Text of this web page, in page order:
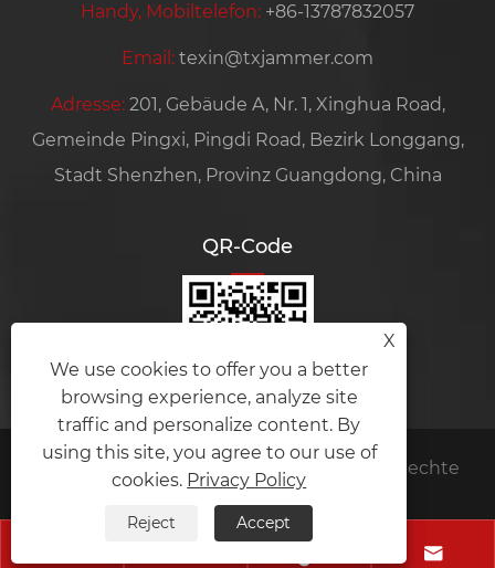
Handy, Mobiltelefon: +86-13787832057
Email: texin@txjammer.com
Adresse: 201, Gebäude A, Nr. 1, Xinghua Road,
Gemeinde Pingxi, Pingdi Road, Bezirk Longgang,
Stadt Shenzhen, Provinz Guangdong, China
QR-Code
Copyright © 2024 Amplifier module Alle Rechte
vorbehalten.
Sitemap RSS XML Privacy Policy

X
We use cookies to offer you a better
browsing experience, analyze site
traffic and personalize content. By
using this site, you agree to our use of
cookies. Privacy Policy
Reject Accept